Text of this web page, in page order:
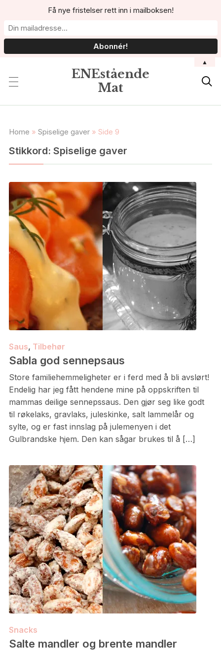
ENEstående
Mat

Home » Spiselige gaver» Side 9
Stikkord: Spiselige gaver
Saus, Tilbehør
Sabla god sennepsaus
Store familiehemmeligheter er i ferd med å bli avslørt!
Endelig har jeg fått hendene mine på oppskriften til
mammas deilige sennepssaus. Den gjør seg like godt
til røkelaks, gravlaks, juleskinke, salt lammelår og
sylte, og er fast innslag på julemenyen i det
Gulbrandske hjem. Den kan sågar brukes til å […]
Snacks
Salte mandler og brente mandler
Få nye fristelser rett inn i mailboksen!
▲